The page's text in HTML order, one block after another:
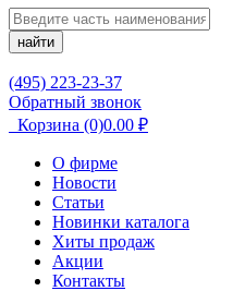
найти
(495) 223-23-37
Обратный звонок
Корзина (0)0.00 ₽
О фирме
Новости
Статьи
Новинки каталога
Хиты продаж
Акции
Контакты